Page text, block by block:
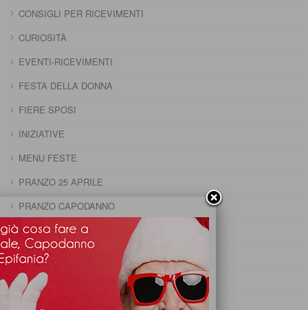
CONSIGLI PER RICEVIMENTI
CURIOSITÀ
EVENTI-RICEVIMENTI
FESTA DELLA DONNA
FIERE SPOSI
INIZIATIVE
MENU FESTE
PRANZO 25 APRILE
PRANZO CAPODANNO
PRANZO DELLA DOMENICA
PRANZO DELLA PENTOLACCIA
PRANZO DI CARNEVALE
PRANZO DI FERRAGOSTO